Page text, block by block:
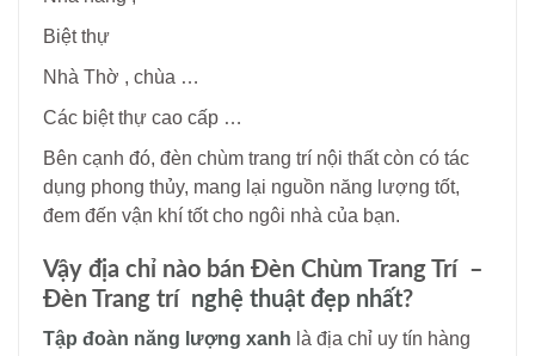
Biệt thự
Nhà Thờ , chùa …
Các biệt thự cao cấp …
Bên cạnh đó, đèn chùm trang trí nội thất còn có tác
dụng phong thủy, mang lại nguồn năng lượng tốt,
đem đến vận khí tốt cho ngôi nhà của bạn.
Vậy địa chỉ nào bán Đèn Chùm Trang Trí –
Đèn Trang trí nghệ thuật đẹp nhất?
Tập đoàn năng lượng xanh là địa chỉ uy tín hàng